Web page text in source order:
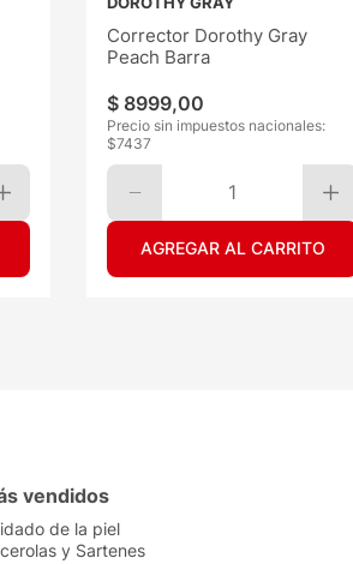
Corrector Dorothy Gray
Peach Barra
$ 8999,00
Precio sin impuestos nacionales:
$7437
1
AGREGAR AL CARRITO
vendidos
de la piel
y Sartenes